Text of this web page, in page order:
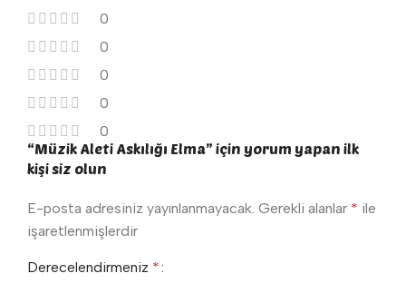
0
0
0
0
0
“Müzik Aleti Askılığı Elma” için yorum yapan ilk
kişi siz olun
E-posta adresiniz yayınlanmayacak. Gerekli alanlar * ile
işaretlenmişlerdir
Derecelendirmeniz *